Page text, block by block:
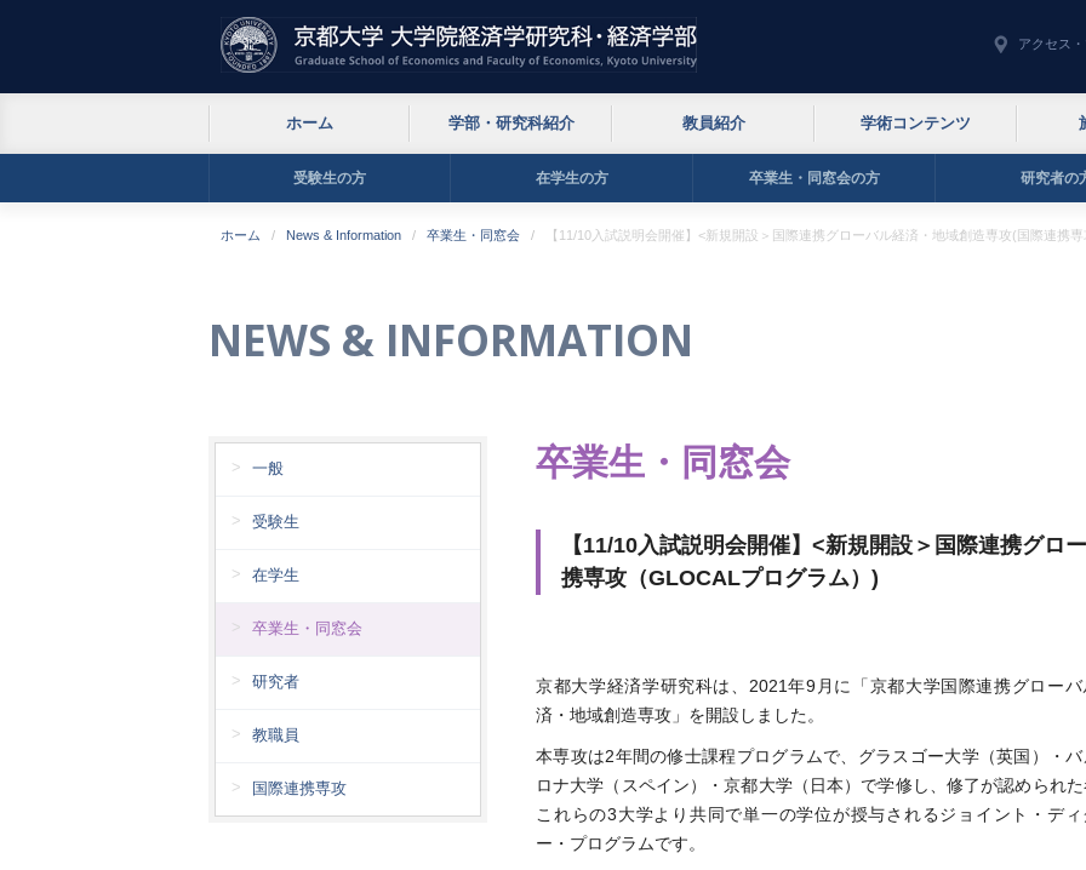
アクセス
ホーム 学部・研究科紹介 教員紹介 学術コンテンツ
受験生の方 在学生の方 卒業生・同窓会の方 研究者の
ホーム News & Information 卒業生・同窓会 【11/10入試説明会開催】<新規開設＞国際連携グローバル経済・地域創造専攻(国際連携
NEWS & INFORMATION
卒業生・同窓会
【11/10入試説明会開催】<新規開設＞国際連携グロ
携専攻（GLOCALプログラム）)
京都大学経済学研究科は、2021年9月に「京都大学国際連携グローバ
済・地域創造専攻」を開設しました。
本専攻は2年間の修士課程プログラムで、グラスゴー大学（英国）・バ
ロナ大学（スペイン）・京都大学（日本）で学修し、修了が認められた
これらの3大学より共同で単一の学位が授与されるジョイント・ディ
ー・プログラムです。
一般
受験生
在学生
卒業生・同窓会
研究者
教職員
国際連携専攻